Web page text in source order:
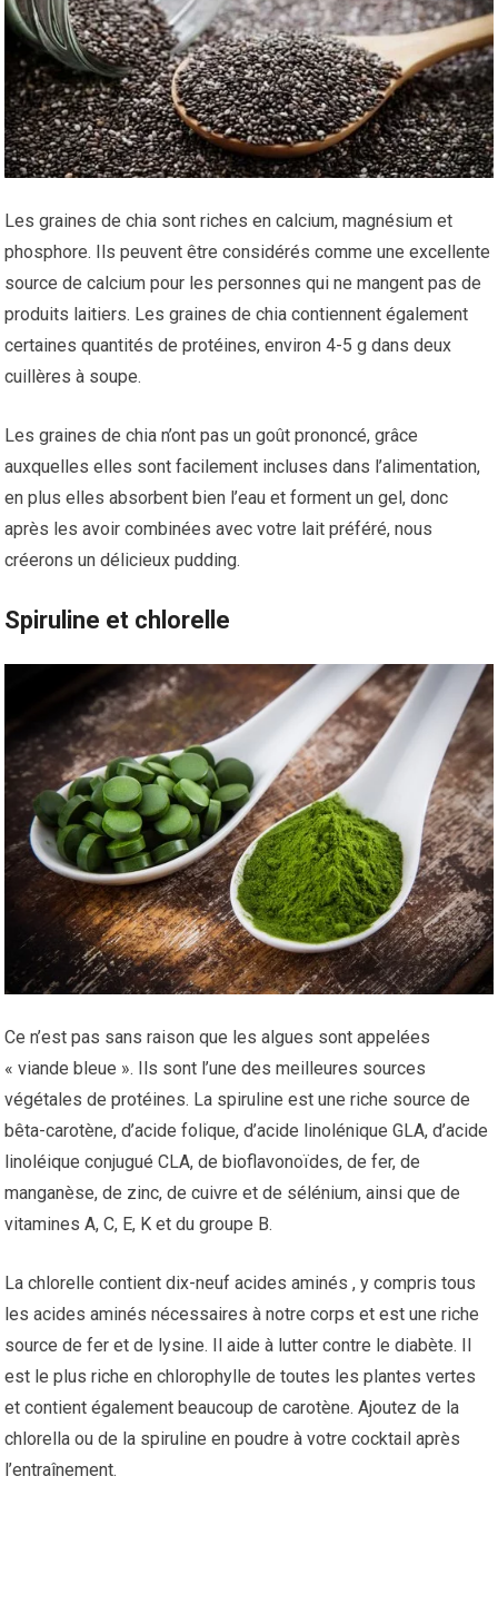
Les graines de chia sont riches en calcium, magnésium et
phosphore. Ils peuvent être considérés comme une excellente
source de calcium pour les personnes qui ne mangent pas de
produits laitiers. Les graines de chia contiennent également
certaines quantités de protéines, environ 4-5 g dans deux
cuillères à soupe.
Les graines de chia n’ont pas un goût prononcé, grâce
auxquelles elles sont facilement incluses dans l’alimentation,
en plus elles absorbent bien l’eau et forment un gel, donc
après les avoir combinées avec votre lait préféré, nous
créerons un délicieux pudding.
Spiruline et chlorelle
Ce n’est pas sans raison que les algues sont appelées
« viande bleue ». Ils sont l’une des meilleures sources
végétales de protéines. La spiruline est une riche source de
bêta-carotène, d’acide folique, d’acide linolénique GLA, d’acide
linoléique conjugué CLA, de bioflavonoïdes, de fer, de
manganèse, de zinc, de cuivre et de sélénium, ainsi que de
vitamines A, C, E, K et du groupe B.
La chlorelle contient dix-neuf acides aminés , y compris tous
les acides aminés nécessaires à notre corps et est une riche
source de fer et de lysine. Il aide à lutter contre le diabète. Il
est le plus riche en chlorophylle de toutes les plantes vertes
et contient également beaucoup de carotène. Ajoutez de la
chlorella ou de la spiruline en poudre à votre cocktail après
l’entraînement.